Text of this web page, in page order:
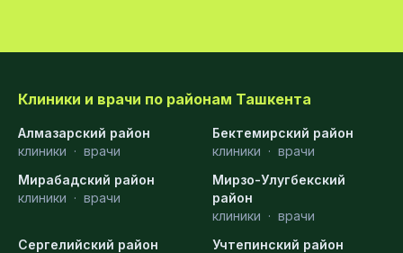
Клиники и врачи по районам Ташкента
Алмазарский район
клиники · врачи
Бектемирский район
клиники · врачи
Мирабадский район
клиники · врачи
Мирзо-Улугбекский
район
клиники · врачи
Сергелийский район
Учтепинский район